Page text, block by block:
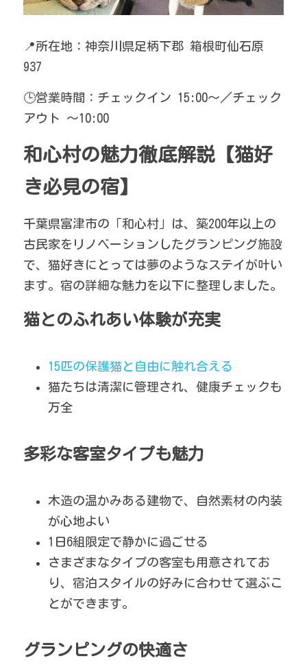
📍所在地：神奈川県足柄下郡 箱根町仙石原
937
🕒営業時間：チェックイン 15:00〜／チェック
アウト ～10:00
和心村の魅力徹底解説【猫好
き必見の宿】
千葉県富津市の「和心村」は、築200年以上の
古民家をリノベーションしたグランピング施設
で、猫好きにとっては夢のようなステイが叶い
ます。宿の詳細な魅力を以下に整理しました。
猫とのふれあい体験が充実
15匹の保護猫と自由に触れ合える
猫たちは清潔に管理され、健康チェックも
万全
多彩な客室タイプも魅力
木造の温かみある建物で、自然素材の内装
が心地よい
1日6組限定で静かに過ごせる
さまざまなタイプの客室も用意されてお
り、宿泊スタイルの好みに合わせて選ぶこ
とができます。
グランピングの快適さ